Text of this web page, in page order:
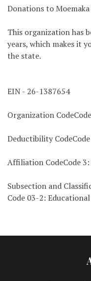
Donations to
This organization has
years, which makes it
the state.
EIN - 26-1387654
Organization
Deductibility
Affiliation CodeCode
Subsection and
Code 03-2: